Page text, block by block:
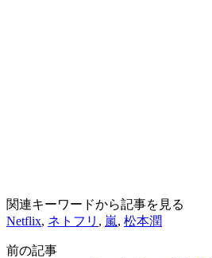
関連キーワードから記事を見る
Netflix, ネトフリ , 嵐, 松本潤
前の記事